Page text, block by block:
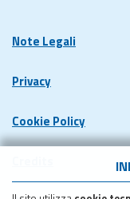
Note Legali
Privacy
Cookie Policy